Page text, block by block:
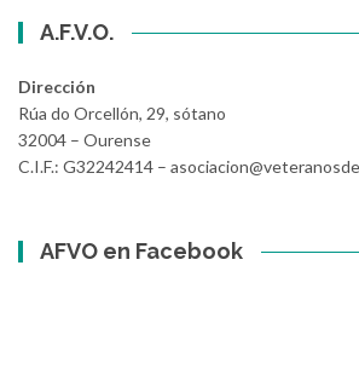
A.F.V.O.
Dirección
Rúa do Orcellón, 29, sótano
32004 – Ourense
C.I.F.: G32242414 –
AFVO en Facebook